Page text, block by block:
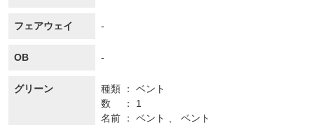
フェアウェイ -
OB -
グリーン 種類
ベント
数
1
名前
ベント 、 ベント